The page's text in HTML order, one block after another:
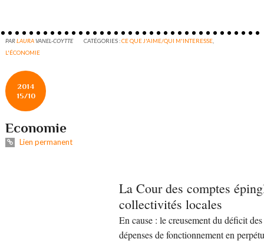
PARLAURAVANEL-COYTTE CATÉGORIES :CE QUE J'AIME/QUI M'INTERESSE
L'ÉCONOMIE
2014
15/10
Economie
Lien permanent
La Cour des comptes
collectivités locales
En cause : le creusement du déficit
dépenses de fonctionnement en